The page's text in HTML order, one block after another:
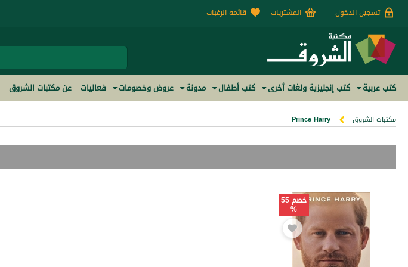
تسجيل الدخول المشتريات قائمة الرغبات
كتب عربية كتب إنجليزية ولغات أخرى كتب أطفال مدونة عروض وخصومات فعاليات عن مكتبات الشروق
مكتبات الشروق Prince Harry
خصم 55
%